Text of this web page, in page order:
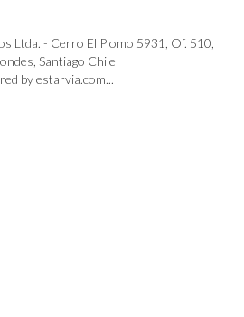
Ltda. - Cerro El Plomo 5931, Of. 510,
Santiago Chile
by estarvia.com...